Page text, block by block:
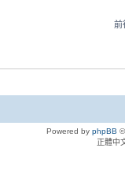
前
Powered by phpBB
正體中